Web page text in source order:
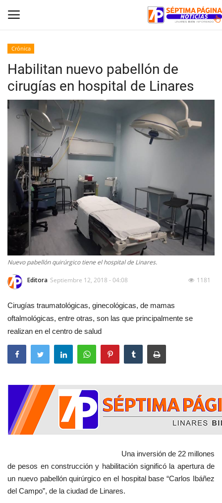
Inicio
Crónica
Policial
Tribunales
Deporte
Política
Espectáculos
Crónica
Habilitan nuevo pabellón de
cirugías en hospital de Linares
Nuevo pabellón quirúrgico tiene el hospital de Linares.
Editora Septiembre 12, 2018 - 04:08 1181
Cirugías traumatológicas, ginecológicas, de mamas
oftalmológicas, entre otras, son las que principalmente se
realizan en el centro de salud
Una inversión de 22 millones
de pesos en construcción y habilitación significó la apertura de
un nuevo pabellón quirúrgico en el hospital base “Carlos Ibáñez
del Campo”, de la ciudad de Linares.